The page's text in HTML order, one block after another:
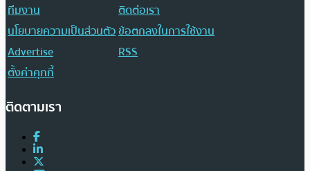
ทีมงาน
ติดต่อเรา
นโยบายความเป็นส่วนตัวข้อตกลงในการใช้งาน
Advertise
RSS
ตั้งค่าคุกกี้
ติดตามเรา